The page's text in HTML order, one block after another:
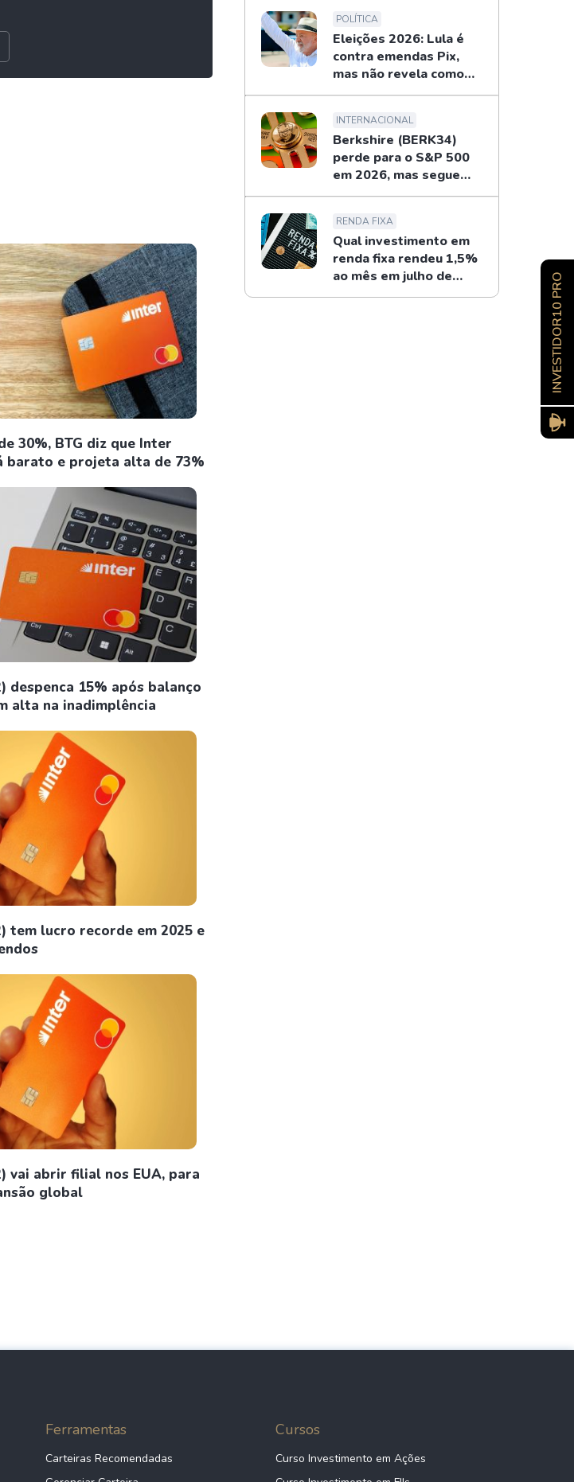
30%, BTG diz que Inter
barato e projeta alta de 73%
despenca 15% após balanço
alta na inadimplência
tem lucro recorde em 2025 e
vai abrir filial nos EUA, para
global
POLÍTICA
Eleições 2026: Lula é
contra emendas Pix,
mas não revela como
combaterá
INTERNACIONAL
Berkshire (BERK34)
perde para o S&P 500
em 2026, mas segue
recompras de Buffett
RENDA FIXA
Qual investimento em
renda fixa rendeu 1,5%
ao mês em julho de
2026?
Ferramentas
Carteiras Recomendadas
Cursos
Curso Investimento em Ações
INVESTIDOR10 PRO